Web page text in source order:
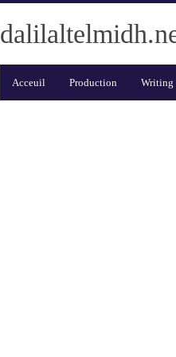
Acceuil Production Writing